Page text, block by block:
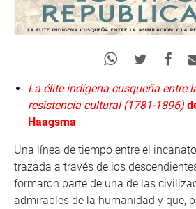
La élite indígena cusqueña entre
resistencia cultural (1781-1896)
Haagsma
Una línea de tiempo entre el
trazada a través de los
formaron parte de una de las
admirables de la humanidad y que,